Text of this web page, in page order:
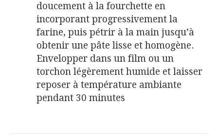
doucement à la fourchette en
incorporant progressivement la
farine, puis pétrir à la main jusqu’à
obtenir une pâte lisse et homogène.
Envelopper dans un film ou un
torchon légèrement humide et laisser
reposer à température ambiante
pendant 30 minutes